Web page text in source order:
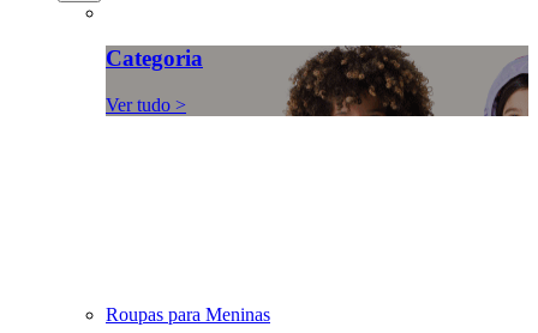
Categoria
Ver tudo >
Roupas para Meninas